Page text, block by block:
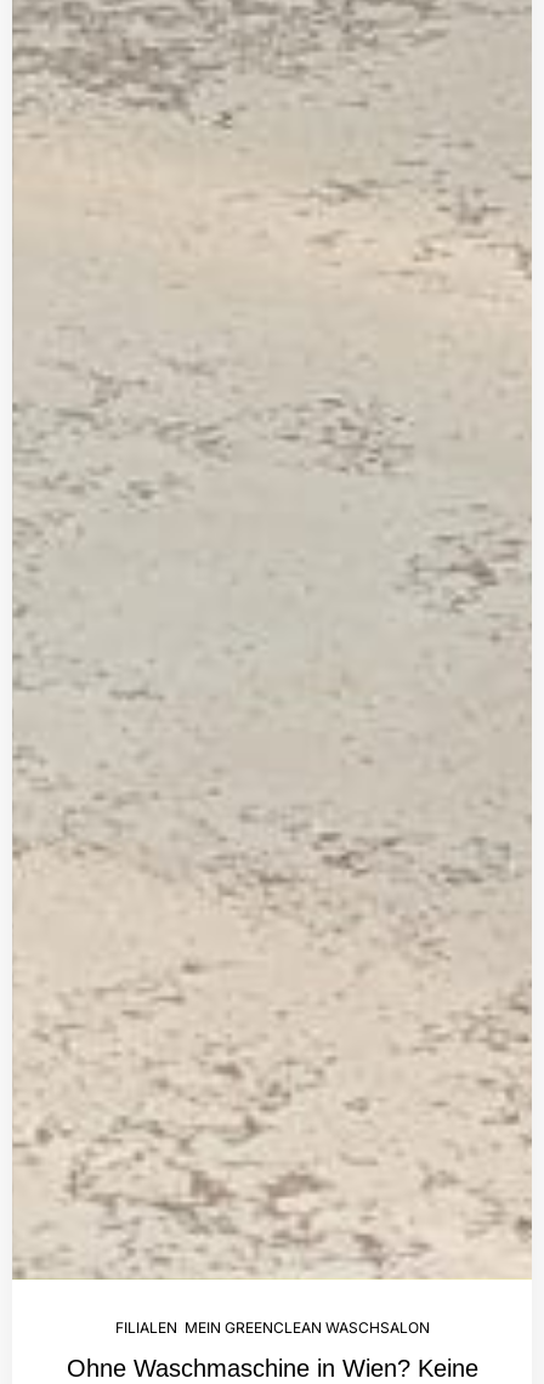
FILIALEN MEIN GREENCLEAN WASCHSALON
Ohne Waschmaschine in Wien? Keine